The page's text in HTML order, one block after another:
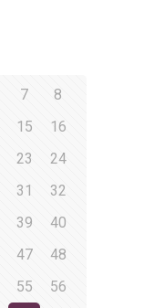
7
8
15
16
23
24
31
32
39
40
47
48
55
56